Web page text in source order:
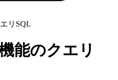
リSQL
能のクエリ